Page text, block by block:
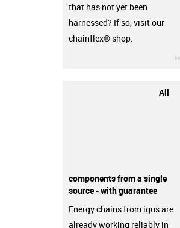
that has not yet been
harnessed? If so, visit our
chainflex® shop.
All
components from a single
source - with guarantee
Energy chains from igus are
already working reliably in